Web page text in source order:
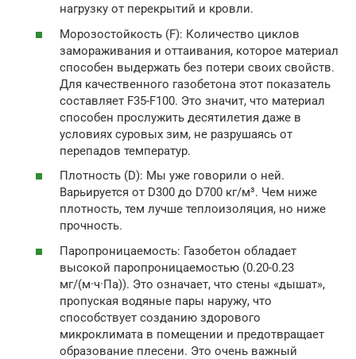
нагрузку от перекрытий и кровли.
Морозостойкость (F): Количество циклов
замораживания и оттаивания, которое материал
способен выдержать без потери своих свойств.
Для качественного газобетона этот показатель
составляет F35-F100. Это значит, что материал
способен прослужить десятилетия даже в
условиях суровых зим, не разрушаясь от
перепадов температур.
Плотность (D): Мы уже говорили о ней.
Варьируется от D300 до D700 кг/м³. Чем ниже
плотность, тем лучше теплоизоляция, но ниже
прочность.
Паропроницаемость: Газобетон обладает
высокой паропроницаемостью (0.20-0.23
мг/(м·ч·Па)). Это означает, что стены «дышат»,
пропуская водяные пары наружу, что
способствует созданию здорового
микроклимата в помещении и предотвращает
образование плесени. Это очень важный